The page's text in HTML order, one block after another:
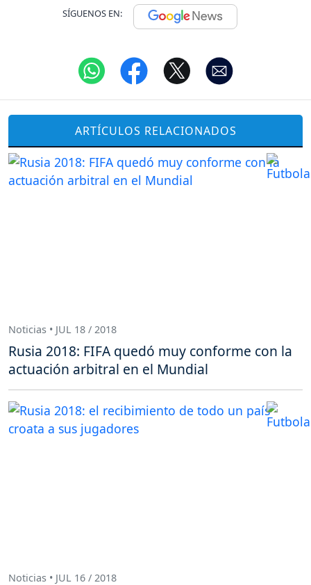
SÍGUENOS EN:
ARTÍCULOS RELACIONADOS
Noticias • JUL 18 / 2018
Rusia 2018: FIFA quedó muy conforme con la
actuación arbitral en el Mundial
Noticias • JUL 16 / 2018